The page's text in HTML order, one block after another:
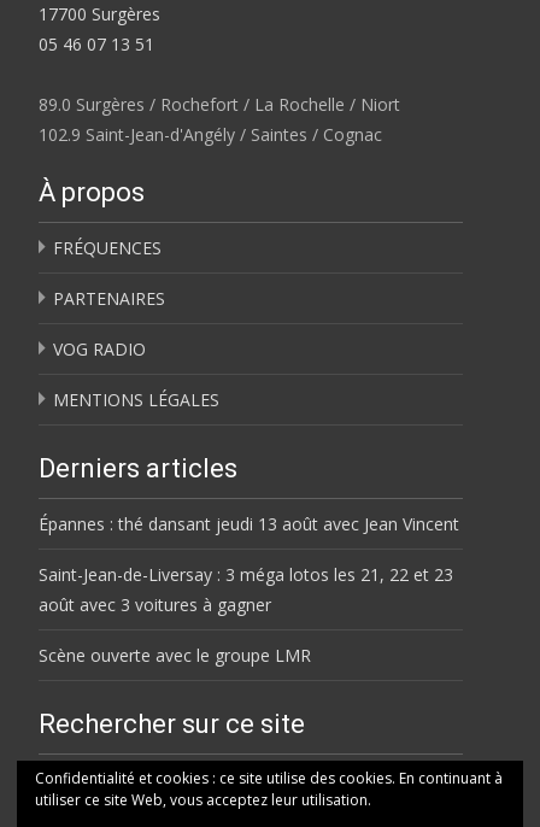
17700 Surgères
05 46 07 13 51
89.0 Surgères / Rochefort / La Rochelle / Niort
102.9 Saint-Jean-d'Angély / Saintes / Cognac
À propos
FRÉQUENCES
PARTENAIRES
VOG RADIO
MENTIONS LÉGALES
Derniers articles
Épannes : thé dansant jeudi 13 août avec Jean Vincent
Saint-Jean-de-Liversay : 3 méga lotos les 21, 22 et 23
août avec 3 voitures à gagner
Scène ouverte avec le groupe LMR
Rechercher sur ce site
Rechercher
Confidentialité et cookies : ce site utilise des cookies. En continuant à
utiliser ce site Web, vous acceptez leur utilisation.